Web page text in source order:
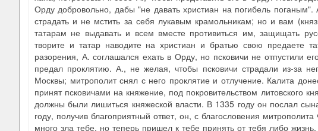
Орду добровольно, дабы "не давать христиан на погибель
страдать и не мстить за себя лукавым крамольникам; но и вам
татарам не выдавать и всем вместе противиться им, защищать
творите и татар наводите на христиан и братью свою предаете
разорения, А. соглашался ехать в Орду, но псковичи не отпустили
предал проклятию. А., не желая, чтобы псковичи страдали из-за
Москвы; митрополит снял с него проклятие и отлучение. Калита
принят псковичами на княжение, под покровительством литовского
должны были лишиться княжеской власти. В 1335 году он послал
году, получив благоприятный ответ, он, с благословения
много зла тебе, но теперь пришел к тебе принять от тебя либо